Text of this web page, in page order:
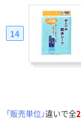
14
「販売単位」違いで全2